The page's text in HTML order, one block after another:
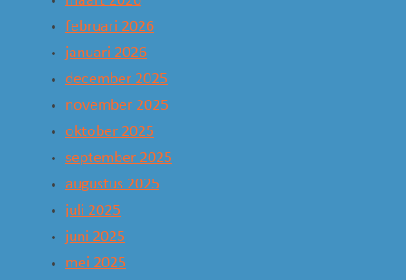
februari 2026
januari 2026
december 2025
november 2025
oktober 2025
september 2025
augustus 2025
juli 2025
juni 2025
mei 2025